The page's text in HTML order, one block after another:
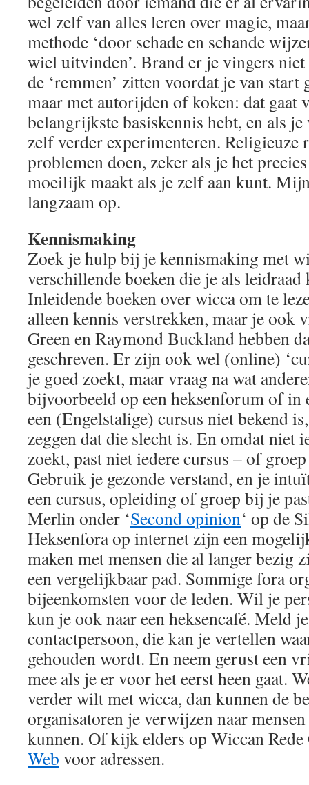
wel zelf van alles leren over magie,
methode ‘door schade en schande
wiel uitvinden’. Brand er je vingers
de ‘remmen’ zitten voordat je van
maar met autorijden of koken: dat gaat
belangrijkste basiskennis hebt, en als
zelf verder experimenteren. Religieuze
problemen doen, zeker als je het
moeilijk maakt als je zelf aan kunt.
langzaam op.
Kennismaking
Zoek je hulp bij je kennismaking met
verschillende boeken die je als
Inleidende boeken over wicca om te
alleen kennis verstrekken, maar je ook
Green en Raymond Buckland hebben
geschreven. Er zijn ook wel (online)
je goed zoekt, maar vraag na wat
bijvoorbeeld op een heksenforum of in
een (Engelstalige) cursus niet bekend
zeggen dat die slecht is. En omdat niet
zoekt, past niet iedere cursus – of
Gebruik je gezonde verstand, en je
een cursus, opleiding of groep bij je
Merlin onder ‘Second opinion‘ op de
Heksenfora op internet zijn een
maken met mensen die al langer bezig
een vergelijkbaar pad. Sommige fora
bijeenkomsten voor de leden. Wil je
kun je ook naar een heksencafé. Meld
contactpersoon, die kan je vertellen
gehouden wordt. En neem gerust een
mee als je er voor het eerst heen gaat.
verder wilt met wicca, dan kunnen de
organisatoren je verwijzen naar
kunnen. Of kijk elders op Wiccan
Web voor adressen.